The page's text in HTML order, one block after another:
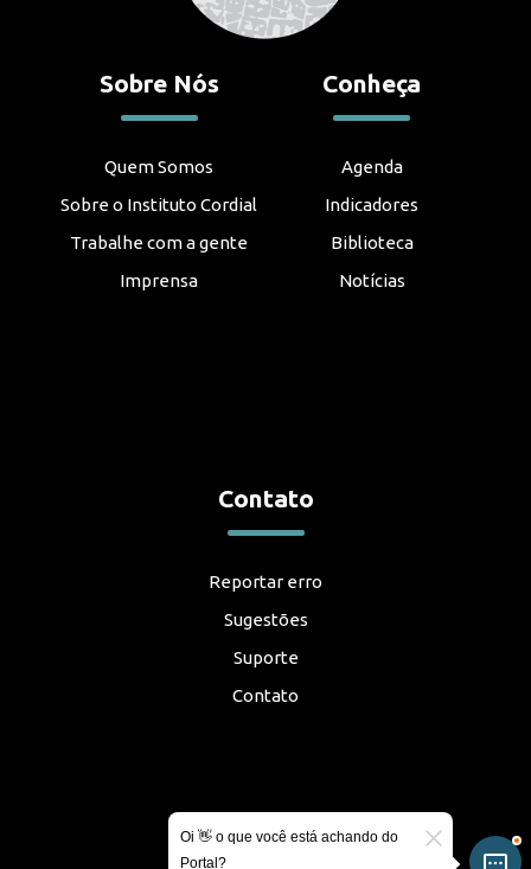
Sobre Nós
Quem Somos
Sobre o Instituto Cordial
Trabalhe com a gente
Imprensa
Conheça
Agenda
Indicadores
Biblioteca
Notícias
Contato
Reportar erro
Sugestões
Suporte
Contato
Oi 👋 o que você está achando do
Portal?